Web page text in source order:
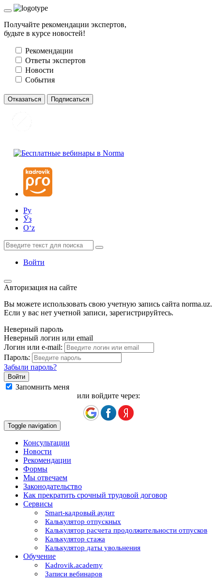
Получайте рекомендации экспертов,
будьте в курсе новостей!
Рекомендации
Ответы экспертов
Новости
События
Отказаться Подписаться
Ру
Ўз
Oʻz
Войти
Авторизация на сайте
Вы можете использовать свою учетную запись сайта norma.uz.
Если у вас нет учетной записи, зарегистрируйтесь.
Неверный пароль
Неверный логин или email
Логин или e-mail:
Пароль:
Забыли пароль?
Запомнить меня
или войдите через:
Toggle navigation
Консультации
Новости
Рекомендации
Формы
Мы отвечаем
Законодательство
Как прекратить срочный трудовой договор
Сервисы
Smart-кадровый аудит
Калькулятор отпускных
Калькулятор расчета продолжительности отпусков
Калькулятор стажа
Калькулятор даты увольнения
Обучение
Kadrovik.academy
Записи вебинаров